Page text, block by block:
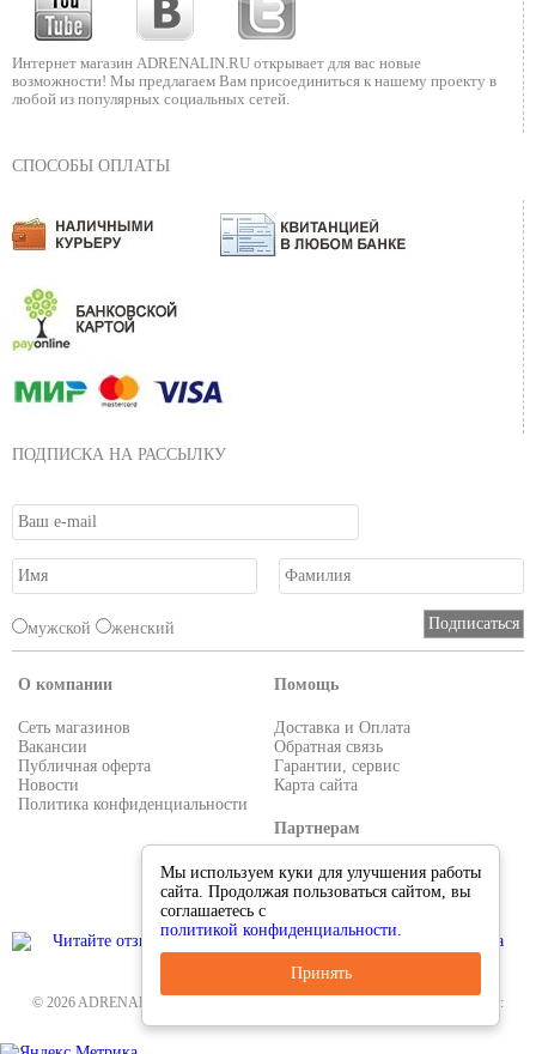
Интернет магазин ADRENALIN.RU открывает для вас новые
возможности! Мы предлагаем Вам присоединиться к нашему проекту в
любой из популярных социальных сетей.
СПОСОБЫ ОПЛАТЫ
ПОДПИСКА НА РАССЫЛКУ
мужской женский
О компании
Сеть магазинов
Вакансии
Публичная оферта
Новости
Политика конфиденциальности
Помощь
Доставка и Оплата
Обратная связь
Гарантии, сервис
Карта сайта
Партнерам
Условия работы
Реквизиты
© 2026 ADRENALIN.RU-интернет магазин. Все для туризма и рыбалки. Тел.:
Мы используем куки для улучшения работы
сайта. Продолжая пользоваться сайтом, вы
соглашаетесь с
политикой конфиденциальности.
Принять